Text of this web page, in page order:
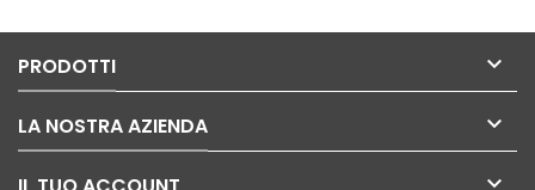
PRODOTTI 
LA NOSTRA AZIENDA 
